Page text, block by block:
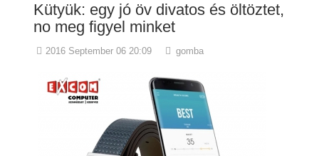
Kütyük: egy jó öv divatos és öltöztet,
no meg figyel minket
2016 September 06 20:09 gomba